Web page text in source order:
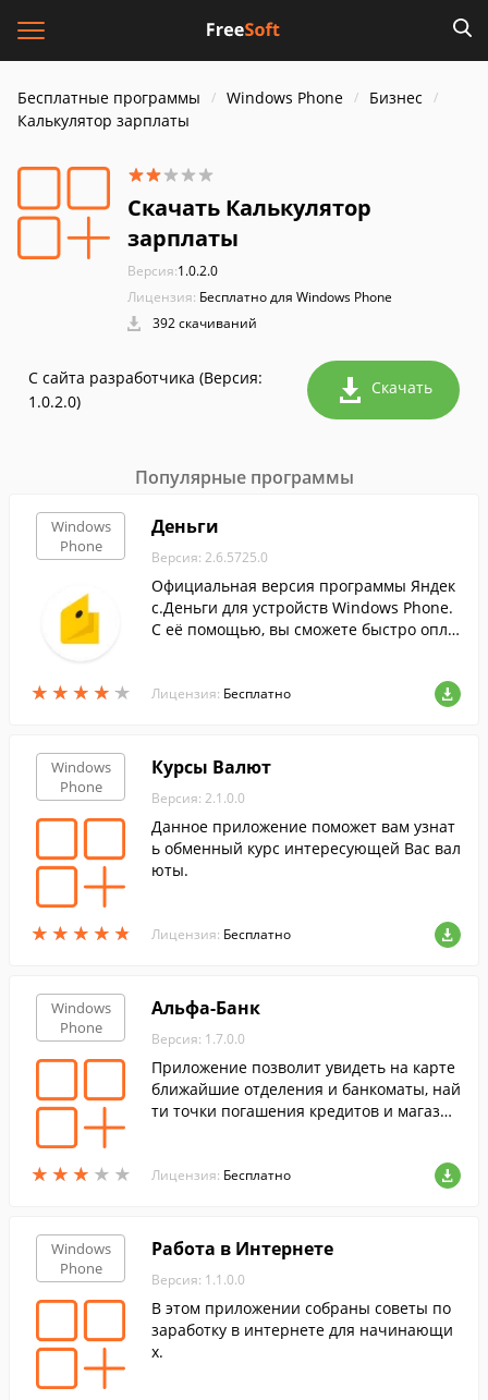
Бесплатные программы Windows Phone
Бизнес
Калькулятор зарплаты
Скачать Калькулятор
зарплаты
Версия:1.0.2.0
Лицензия: Бесплатно для Windows Phone
392 скачиваний
С сайта разработчика (Версия:
1.0.2.0)
Скачать
Популярные программы
Windows
Phone
★ ★ ★ ★ ★
★ ★ ★ ★ ★
Деньги
Версия: 2.6.5725.0
Официальная версия программы Яндек
с.Деньги для устройств Windows Phone.
С её помощью, вы сможете быстро опла
устройства.
Лицензия: Бесплатно
Windows
Phone
★ ★ ★ ★ ★
★ ★ ★ ★ ★
Курсы Валют
Версия: 2.1.0.0
Данное приложение поможет вам узнат
ь обменный курс интересующей Вас вал
юты.
Лицензия: Бесплатно
Windows
Phone
★ ★ ★ ★ ★
★ ★ ★ ★ ★
Альфа-Банк
Версия: 1.7.0.0
Приложение позволит увидеть на карте
ближайшие отделения и банкоматы, най
ти точки погашения кредитов и магазин
Лицензия: Бесплатно
Windows
Phone
Работа в Интернете
Версия: 1.1.0.0
В этом приложении собраны советы по
заработку в интернете для начинающи
х.